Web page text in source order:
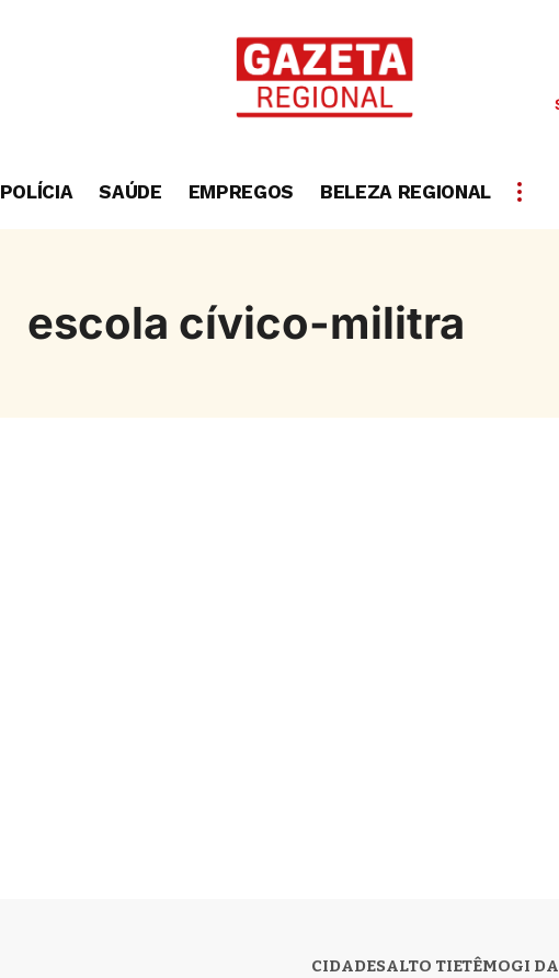
POLÍCIA SAÚDE EMPREGOS BELEZA REGIONAL
escola cívico-militra
CIDADESALTO TIETÊMOGI